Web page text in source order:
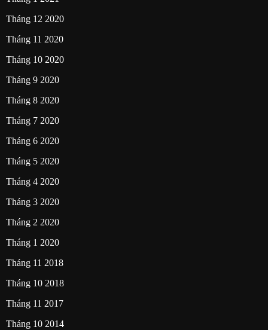
Tháng 12 2020
Tháng 11 2020
Tháng 10 2020
Tháng 9 2020
Tháng 8 2020
Tháng 7 2020
Tháng 6 2020
Tháng 5 2020
Tháng 4 2020
Tháng 3 2020
Tháng 2 2020
Tháng 1 2020
Tháng 11 2018
Tháng 10 2018
Tháng 11 2017
Tháng 10 2014